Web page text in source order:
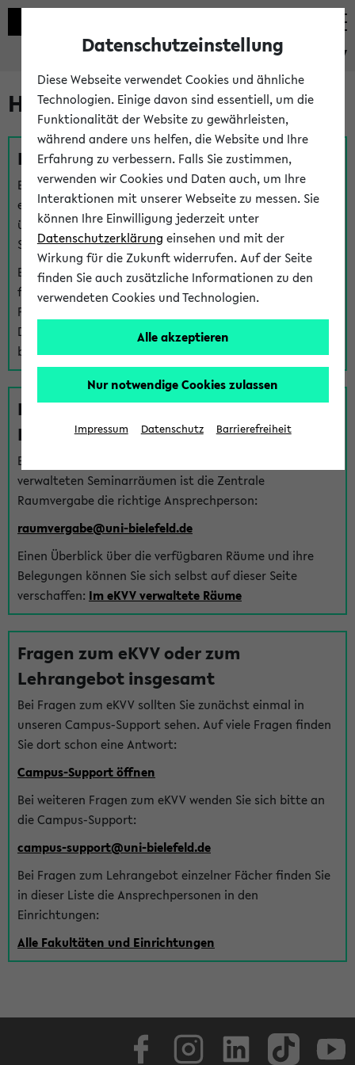
eKVV
Hilfe & Kontakt
Fragen zu einzelnen Veranstaltungen
Bei inhaltlichen und organisatorischen Fragen zu
einzelnen Veranstaltungen finden Sie Ansprechpersonen
über denFragen-Link bei jeder Veranstaltung. Der BIS
Support kann hier meist keine direkte Hilfe leisten.
Bei Veranstaltungen mit eKVV Teilnahmemanagement
finden Sie eine Auskunft über die Personen, die Ihre
Platzzuteilung im eKVV eingetragen haben, auf der
Detailseite zum Teilnahmemanagement der
betreffenden Veranstaltung.
Fragen zu im eKVV verwalteten
Räumen
Bei Fragen zur Vergabe von Hörsälen und vom eKVV
verwalteten Seminarräumen ist die Zentrale
Raumvergabe die richtige Ansprechperson:
raumvergabe@uni-bielefeld.de
Einen Überblick über die verfügbaren Räume und ihre
Belegungen können Sie sich selbst auf dieser Seite
verschaffen: Im eKVV verwaltete Räume
Fragen zum eKVV oder zum
Lehrangebot insgesamt
Bei Fragen zum eKVV sollten Sie zunächst einmal in
unseren Campus-Support sehen. Auf viele Fragen finden
Sie dort schon eine Antwort:
Campus-Support öffnen
Bei weiteren Fragen zum eKVV wenden Sie sich bitte an
die Campus-Support:
campus-support@uni-bielefeld.de
Bei Fragen zum Lehrangebot einzelner Fächer finden Sie
in dieser Liste die Ansprechpersonen in den
Einrichtungen:
Alle Fakultäten und Einrichtungen
Datenschutzeinstellung
Diese Webseite verwendet Cookies und ähnliche
Technologien. Einige davon sind essentiell, um die
Funktionalität der Website zu gewährleisten,
während andere uns helfen, die Website und Ihre
Erfahrung zu verbessern. Falls Sie zustimmen,
verwenden wir Cookies und Daten auch, um Ihre
Interaktionen mit unserer Webseite zu messen. Sie
können Ihre Einwilligung jederzeit unter
Datenschutzerklärung einsehen und mit der
Wirkung für die Zukunft widerrufen. Auf der Seite
finden Sie auch zusätzliche Informationen zu den
verwendeten Cookies und Technologien.
Alle akzeptieren
Nur notwendige Cookies zulassen
Impressum Datenschutz Barrierefreiheit